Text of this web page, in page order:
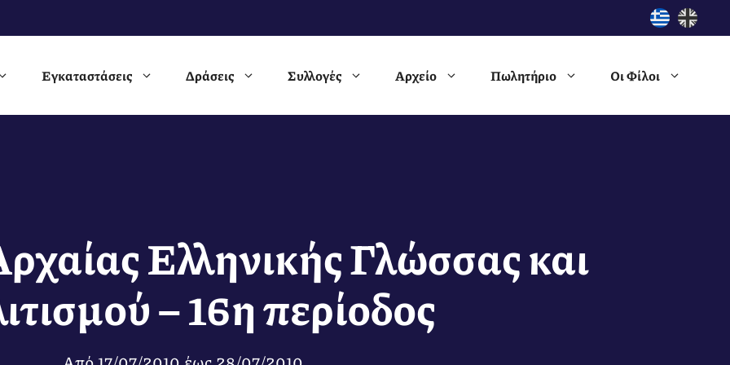
Εγκαταστάσεις Δράσεις Συλλογές Αρχείο Πωλητήριο Οι Φίλοι
Ελληνικής Γλώσσας και
– 16η περίοδος